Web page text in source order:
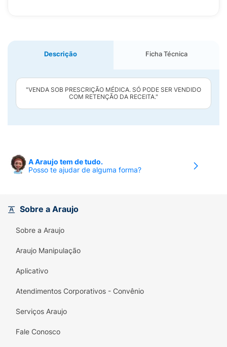
Descrição Ficha Técnica
"VENDA SOB PRESCRIÇÃO MÉDICA. SÓ PODE SER VENDIDO
COM RETENÇÃO DA RECEITA."
A Araujo tem de tudo.
Posso te ajudar de alguma forma?
Sobre a Araujo
Sobre a Araujo
Araujo Manipulação
Aplicativo
Atendimentos Corporativos - Convênio
Serviços Araujo
Fale Conosco